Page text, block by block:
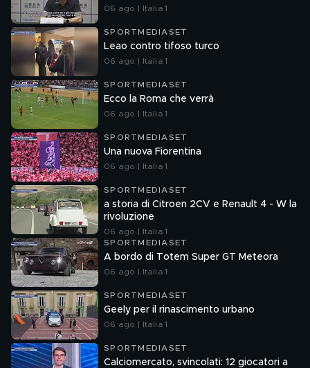
06 ago | Italia 1
SPORTMEDIASET
Leao contro tifoso turco
06 ago | Italia 1
SPORTMEDIASET
Ecco la Roma che verrà
06 ago | Italia 1
SPORTMEDIASET
Una nuova Fiorentina
06 ago | Italia 1
SPORTMEDIASET
a storia di Citroen 2CV e Renault 4 - W la
rivoluzione
06 ago | Italia 1
SPORTMEDIASET
A bordo di Totem Super GT Meteora
06 ago | Italia 1
SPORTMEDIASET
Geely per il rinascimento urbano
06 ago | Italia 1
SPORTMEDIASET
Calciomercato, svincolati: 12 giocatori a